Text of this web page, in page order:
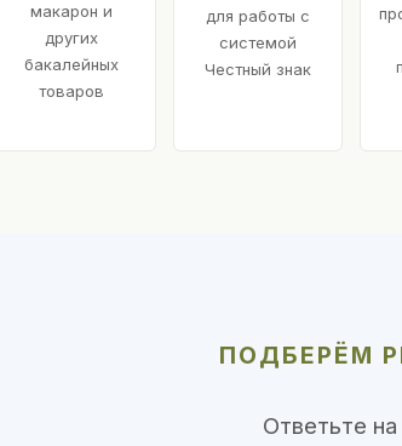
макарон и
других
бакалейных
товаров
для работы с
системой
Честный знак
ПОДБЕРЁМ
Ответьте